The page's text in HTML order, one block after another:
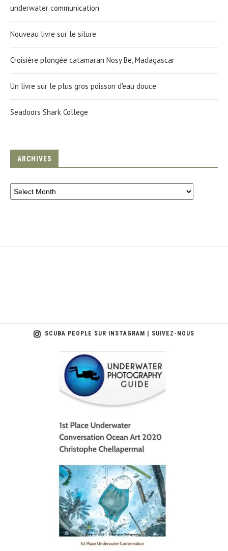
underwater communication
Nouveau livre sur le silure
Croisière plongée catamaran Nosy Be, Madagascar
Un livre sur le plus gros poisson d'eau douce
Seadoors Shark College
ARCHIVES
SCUBA PEOPLE SUR INSTAGRAM | SUIVEZ-NOUS
scuba_people_magazine